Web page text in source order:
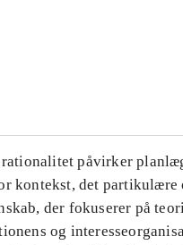
påvirker
kontekst, det partikulære
der fokuserer på
og